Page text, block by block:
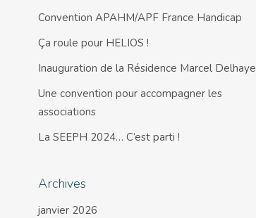
Convention APAHM/APF France Handicap
Ça roule pour HELIOS !
Inauguration de la Résidence Marcel Delhaye
Une convention pour accompagner les
associations
La SEEPH 2024… C’est parti !
Archives
janvier 2026